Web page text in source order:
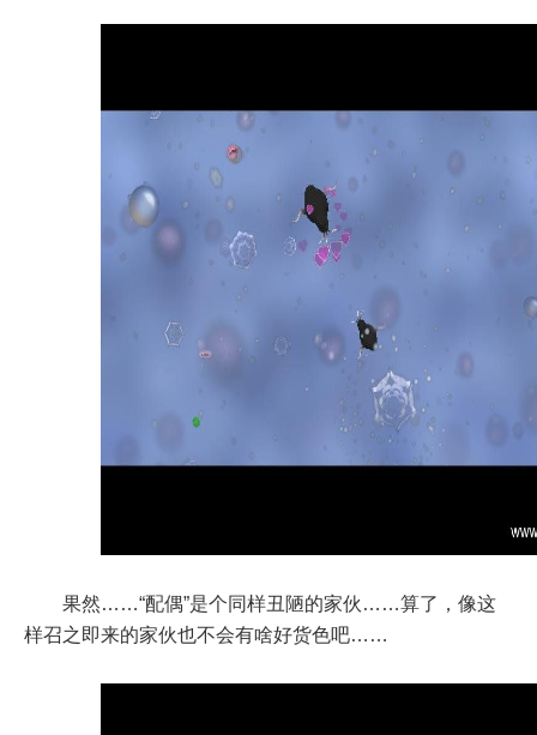
果然……“配偶”是个同样丑陋的家伙……算了，像这
样召之即来的家伙也不会有啥好货色吧……